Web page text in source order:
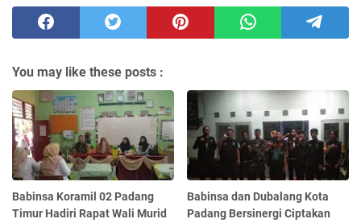
You may like these posts :
Babinsa Koramil 02 Padang
Timur Hadiri Rapat Wali Murid
Babinsa dan Dubalang Kota
Padang Bersinergi Ciptakan